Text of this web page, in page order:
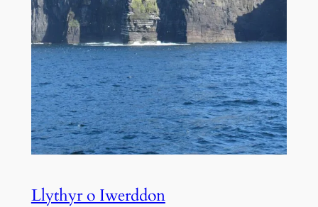
Llythyr o Iwerddon